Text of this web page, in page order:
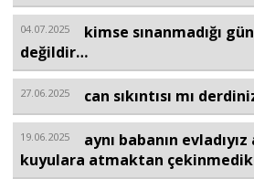
Dosya Haber
Sağlık
04.07.2025
kimse sınanmadığı
değildir…
27.06.2025 can sıkıntısı mı
19.06.2025
aynı babanın
kuyulara atmaktan